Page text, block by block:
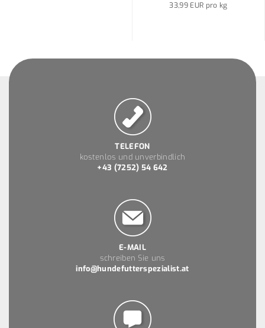
33,99 EUR pro kg
TELEFON
kostenlos und unverbindlich
+43 (7252) 54 642
E-MAIL
schreiben Sie uns
info@hundefutterspezialist.at